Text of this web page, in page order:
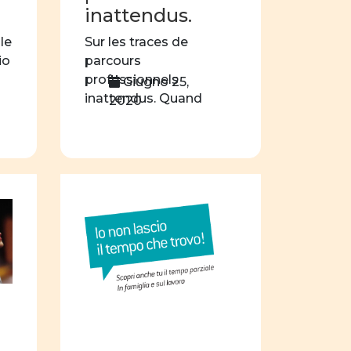
e letteratura
e scienza
professionali
sessuale
statistica
paternità
inattendus.
Sur les traces de
parcours
professionnels
inattendus. Quand
Giugno 25,
2020